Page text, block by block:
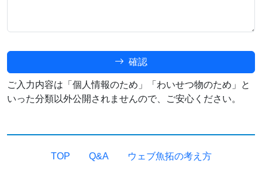
確認
ご入力内容は「個人情報のため」「わいせつ物のため」と
いった分類以外公開されませんので、ご安心ください。
TOP Q&A ウェブ魚拓の考え方